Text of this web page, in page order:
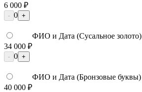
6 000 ₽
- 0 +
ФИО и Дата (Сусальное золото)
34 000 ₽
- 0 +
ФИО и Дата (Бронзовые буквы)
40 000 ₽